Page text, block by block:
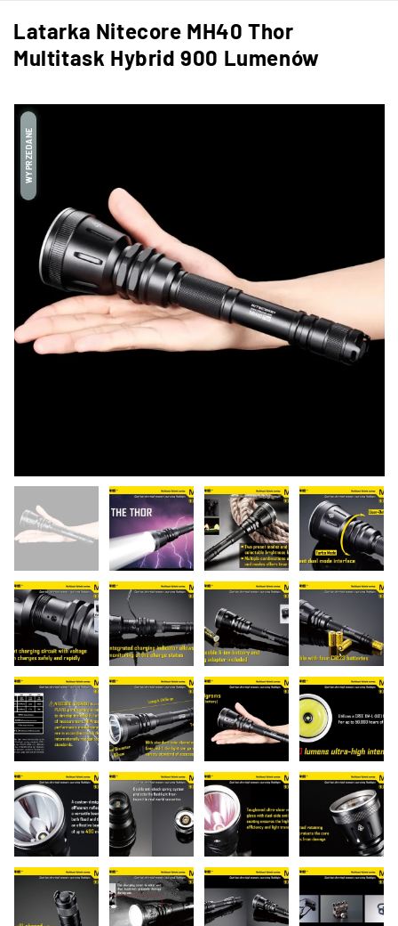
Latarka Nitecore MH40 Thor
Multitask Hybrid 900 Lumenów
WYPRZEDANE